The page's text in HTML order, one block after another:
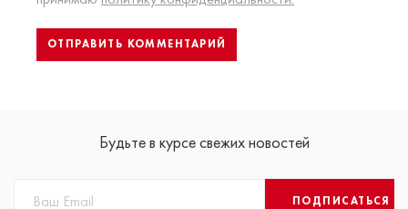
Будьте в курсе свежих новостей
ПОДПИСАТЬСЯ